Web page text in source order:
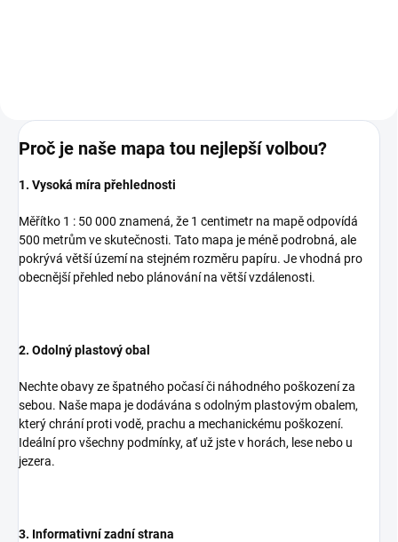
Proč je naše mapa tou nejlepší volbou?
1. Vysoká míra přehlednosti
Měřítko 1 : 50 000 znamená, že 1 centimetr na mapě odpovídá
500 metrům ve skutečnosti. Tato mapa je méně podrobná, ale
pokrývá větší území na stejném rozměru papíru. Je vhodná pro
obecnější přehled nebo plánování na větší vzdálenosti.
2. Odolný plastový obal
Nechte obavy ze špatného počasí či náhodného poškození za
sebou. Naše mapa je dodávána s odolným plastovým obalem,
který chrání proti vodě, prachu a mechanickému poškození.
Ideální pro všechny podmínky, ať už jste v horách, lese nebo u
jezera.
3. Informativní zadní strana